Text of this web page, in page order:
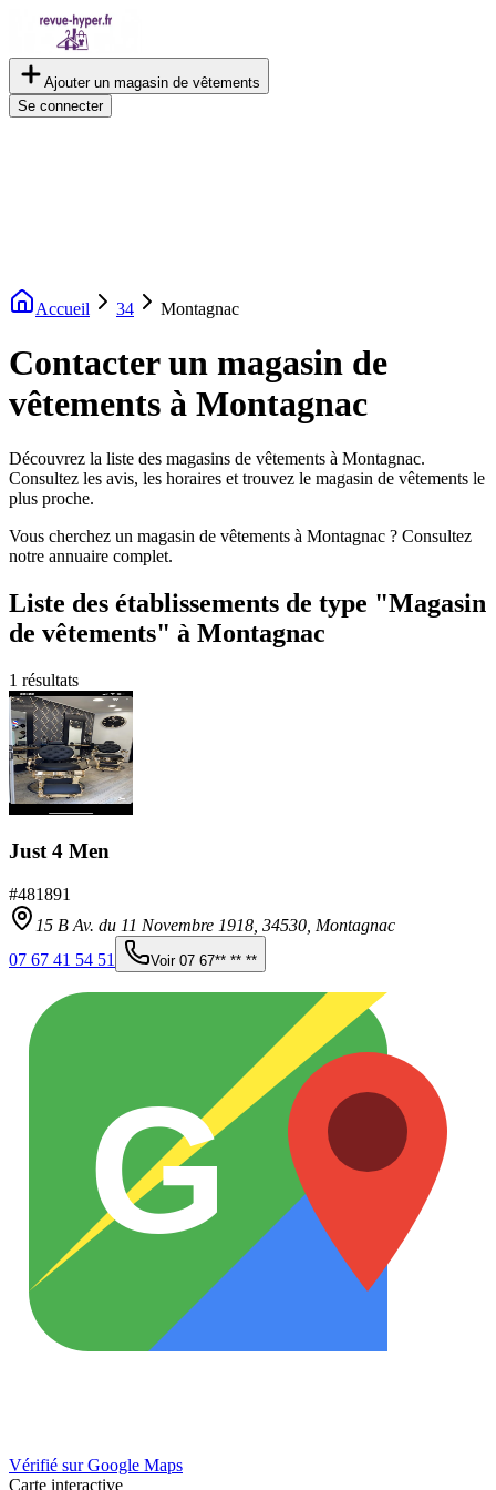
Ajouter un magasin de vêtements
Se connecter
Accueil 34 Montagnac
Contacter un magasin de
vêtements à Montagnac
Découvrez la liste des magasins de vêtements à Montagnac.
Consultez les avis, les horaires et trouvez le magasin de vêtements le
plus proche.
Vous cherchez un magasin de vêtements à Montagnac ? Consultez
notre annuaire complet.
Liste des établissements de type "Magasin
de vêtements" à Montagnac
1 résultats
Just 4 Men
#481891
15 B Av. du 11 Novembre 1918, 34530 Montagnac
07 67 41 54 51
Voir 07 67** ** **
G
Vérifié sur Google Maps
Carte interactive